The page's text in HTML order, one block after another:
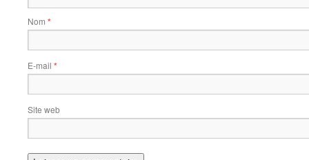
Nom *
E-mail *
Site web